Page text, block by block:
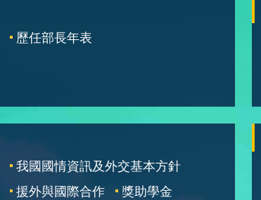
歷任部長年表
我國國情資訊及外交基本方針
援外與國際合作
獎助學金